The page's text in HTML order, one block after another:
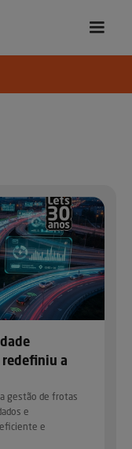
redefiniu a
gestão de frotas
e
e